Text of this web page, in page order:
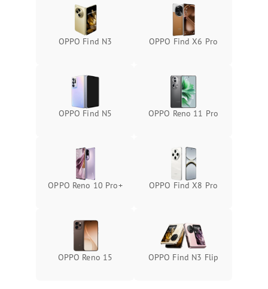
OPPO Find N3 OPPO Find X6 Pro
OPPO Find N5 OPPO Reno 11 Pro
OPPO Reno 10 Pro+ OPPO Find X8 Pro
OPPO Reno 15 OPPO Find N3 Flip